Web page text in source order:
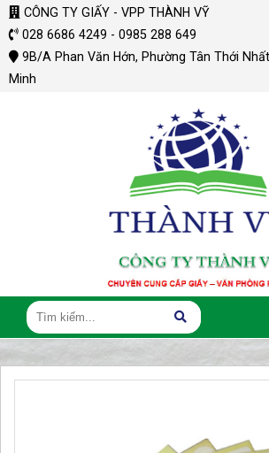
CÔNG TY GIẤY - VPP THÀNH VỸ
028 6686 4249 - 0985 288 649
9B/A Phan Văn Hớn, Phường Tân Thới
Minh